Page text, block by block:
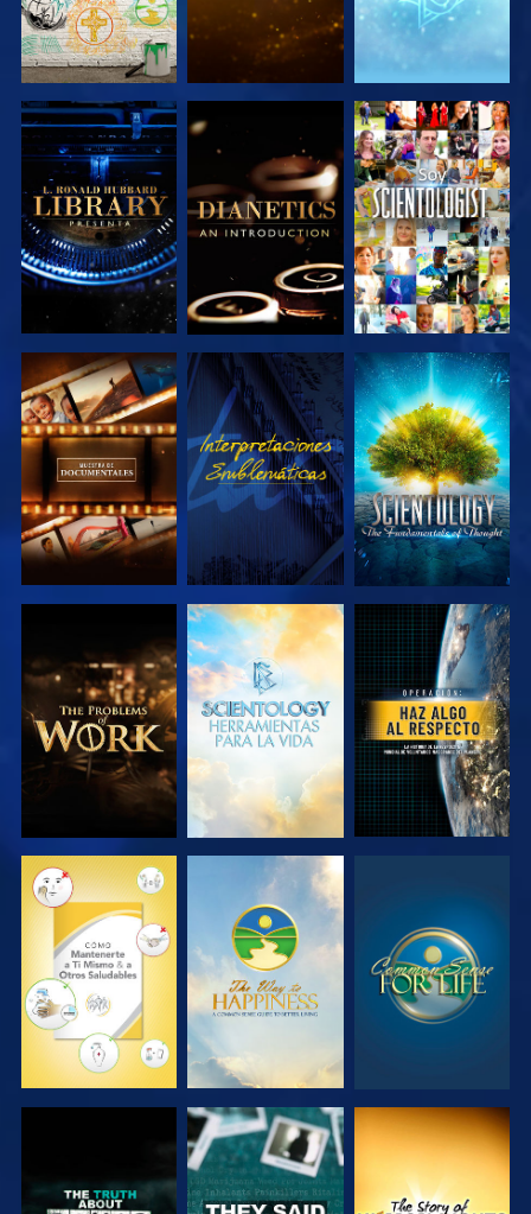
EXPLORA LAS
SERIES
EXPLORA LAS
SERIES
VE
EXPLORA LAS
SERIES
VE
EXPLORA LAS
SERIES
EXPLORA LAS
SERIES
EXPLORA LAS
SERIES
VE
VE VE VE
VE VE